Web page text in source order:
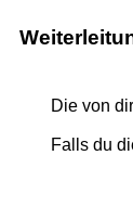
Die von
Falls du